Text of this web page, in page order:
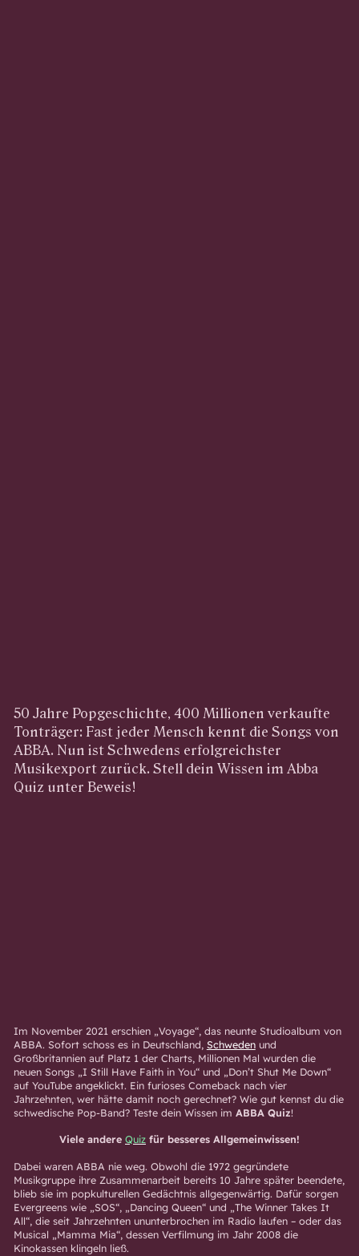
50 Jahre Popgeschichte, 400 Millionen verkaufte
Tonträger: Fast jeder Mensch kennt die Songs von
ABBA. Nun ist Schwedens erfolgreichster
Musikexport zurück. Stell dein Wissen im Abba
Quiz unter Beweis!
Im November 2021 erschien „Voyage“, das neunte Studioalbum von
ABBA. Sofort schoss es in Deutschland, Schwedenund
Großbritannien auf Platz 1 der Charts, Millionen Mal wurden die
neuen Songs „I Still Have Faith in You“ und „Don’t Shut Me Down“
auf YouTube angeklickt. Ein furioses Comeback nach vier
Jahrzehnten, wer hätte damit noch gerechnet? Wie gut kennst du die
schwedische Pop-Band? Teste dein Wissen im ABBA Quiz!
Viele andere Quiz für besseres Allgemeinwissen!
Dabei waren ABBA nie weg. Obwohl die 1972 gegründete
Musikgruppe ihre Zusammenarbeit bereits 10 Jahre später beendete,
blieb sie im popkulturellen Gedächtnis allgegenwärtig. Dafür sorgen
Evergreens wie „SOS“, „Dancing Queen“ und „The Winner Takes It
All“, die seit Jahrzehnten ununterbrochen im Radio laufen – oder das
Musical „Mamma Mia“, dessen Verfilmung im Jahr 2008 die
Kinokassen klingeln ließ.